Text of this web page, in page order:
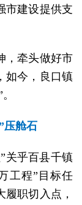
市建设提供支
，牵头做好市
如今，良口镇
压舱石
关乎百县千镇
工程”目标任
职切入点，